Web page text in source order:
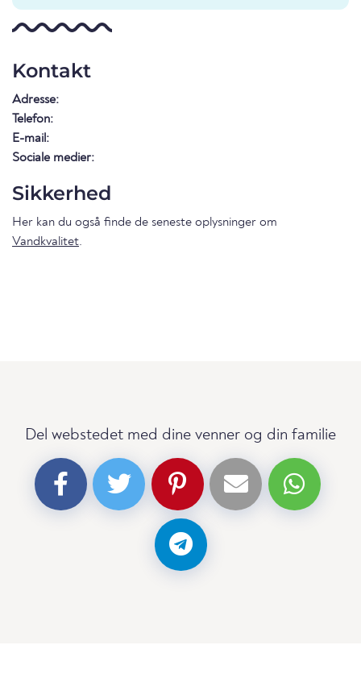
Kontakt
Adresse:
Telefon:
E-mail:
Sociale medier:
Sikkerhed
Her kan du også finde de seneste oplysninger om
Vandkvalitet.
Del webstedet med dine venner og din familie